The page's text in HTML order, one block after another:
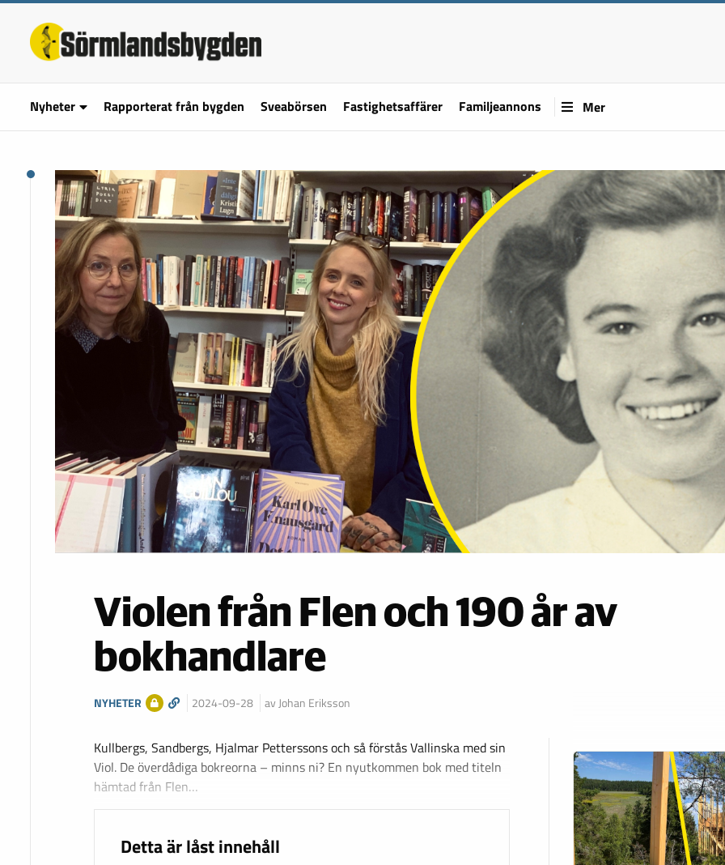
Nyheter Rapporterat från bygden Sveabörsen Fastighetsaffärer Familjeannons Mer
Violen från Flen och 190 år av
bokhandlare
NYHETER 2024-09-28 av Johan Eriksson
Kullbergs, Sandbergs, Hjalmar Petterssons och så förstås Vallinska med sin
Viol. De överdådiga bokreorna – minns ni? En nyutkommen bok med titeln
hämtad från Flen…
Detta är låst innehåll